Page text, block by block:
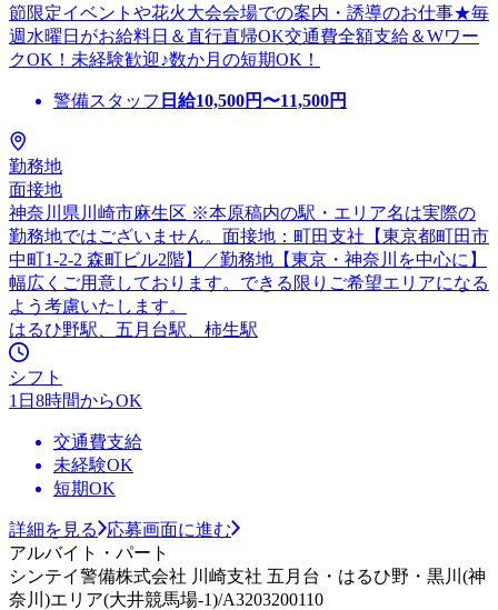
節限定イベントや花火大会会場での案内・誘導のお仕事★毎
週水曜日がお給料日＆直行直帰OK交通費全額支給＆Wワー
クOK！未経験歓迎♪数か月の短期OK！
警備スタッフ 日給10,500円〜11,500円
勤務地
面接地
神奈川県川崎市麻生区 ※本原稿内の駅・エリア名は実際の
勤務地ではございません。面接地：町田支社【東京都町田市
中町1-2-2 森町ビル2階】／勤務地【東京・神奈川を中心に】
幅広くご用意しております。できる限りご希望エリアになる
よう考慮いたします。
はるひ野駅、五月台駅、柿生駅
シフト
1日8時間からOK
交通費支給
未経験OK
短期OK
詳細を見る
応募画面に進む
アルバイト・パート
シンテイ警備株式会社 川崎支社 五月台・はるひ野・黒川(神
奈川)エリア(大井競馬場-1)/A3203200110